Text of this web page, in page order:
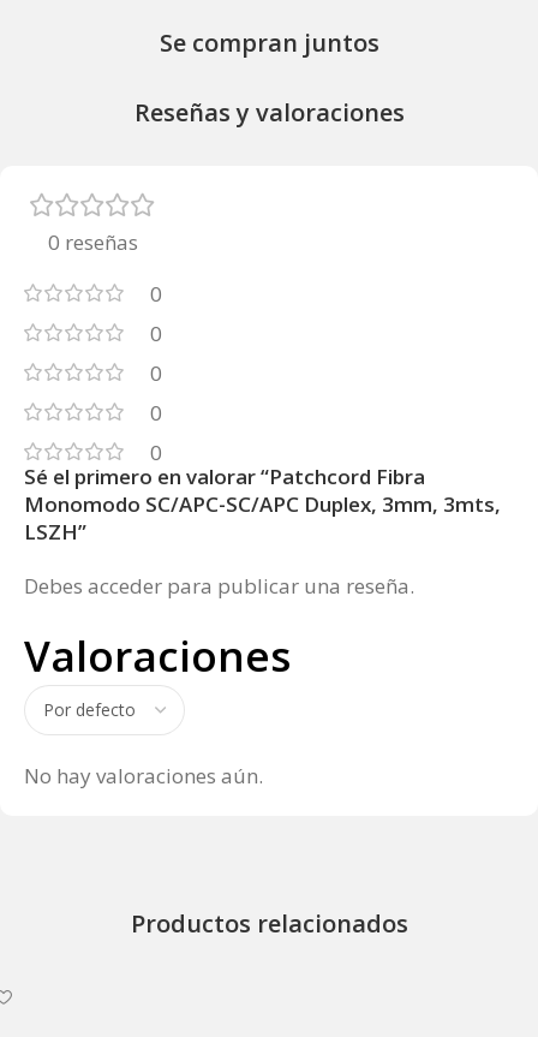
Se compran juntos
Reseñas y valoraciones
0 reseñas
0
0
0
0
0
Valoraciones
No hay valoraciones aún.
Sé el primero en valorar “Patchcord Fibra
Monomodo SC/APC-SC/APC Duplex, 3mm, 3mts,
LSZH”
Debes acceder para publicar una reseña.
Productos relacionados